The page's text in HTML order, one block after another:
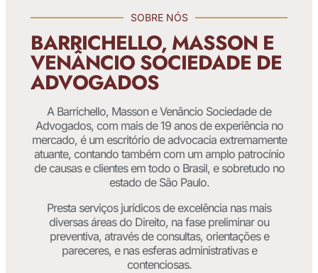
SOBRE NÓS
BARRICHELLO, MASSON E
VENÂNCIO SOCIEDADE DE
ADVOGADOS
A Barrichello, Masson e Venâncio Sociedade de
Advogados, com mais de 19 anos de experiência no
mercado, é um escritório de advocacia extremamente
atuante, contando também com um amplo patrocínio
de causas e clientes em todo o Brasil, e sobretudo no
estado de São Paulo.
Presta serviços jurídicos de excelência nas mais
diversas áreas do Direito, na fase preliminar ou
preventiva, através de consultas, orientações e
pareceres, e nas esferas administrativas e
contenciosas.